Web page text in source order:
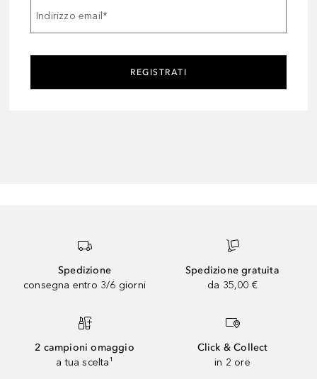
Indirizzo email*
REGISTRATI
Spedizione
consegna entro 3/6 giorni
Spedizione gratuita
da 35,00 €
2 campioni omaggio
a tua scelta¹
Click & Collect
in 2 ore